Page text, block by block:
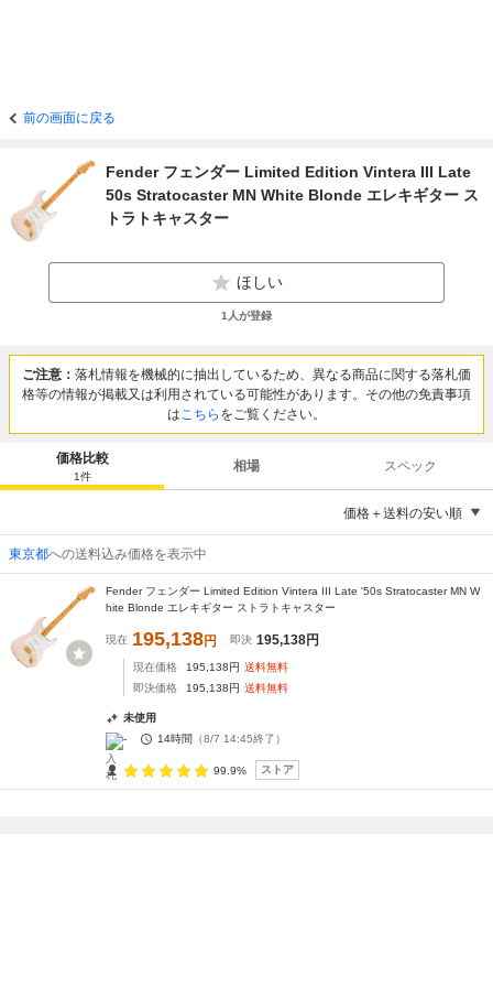
前の画面に戻る
Fender フェンダー Limited Edition Vintera III Late
50s Stratocaster MN White Blonde エレキギター ス
トラトキャスター
ほしい
1 人が登録
ご注意： 落札情報を機械的に抽出しているため、異なる商品に関する落札価
格等の情報が掲載又は利用されている可能性があります。その他の免責事項
はこちら をご覧ください。
価格比較
1件
相場 スペック
価格＋送料の安い順
東京都への送料込み価格を表示中
Fender フェンダー Limited Edition Vintera III Late '50s Stratocaster MN W
hite Blonde エレキギター ストラトキャスター
現在 195,138円 即決 195,138円
現在価格 195,138円 送料無料
即決価格
195,138円 送料無料
未使用
-
14時間 （8/7 14:45終了）
99.9% ストア